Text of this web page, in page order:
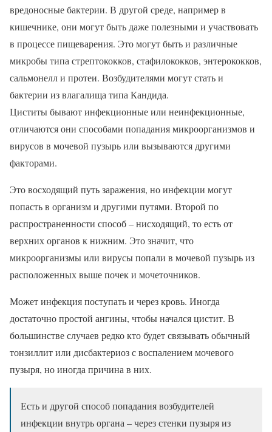
вредоносные бактерии. В другой среде, например в
кишечнике, они могут быть даже полезными и участвовать
в процессе пищеварения. Это могут быть и различные
микробы типа стрептококков, стафилококков, энтерококков,
сальмонелл и протеи. Возбудителями могут стать и
бактерии из влагалища типа Кандида.
Циститы бывают инфекционные или неинфекционные,
отличаются они способами попадания микроорганизмов и
вирусов в мочевой пузырь или вызываются другими
факторами.
Это восходящий путь заражения, но инфекции могут
попасть в организм и другими путями. Второй по
распространенности способ – нисходящий, то есть от
верхних органов к нижним. Это значит, что
микроорганизмы или вирусы попали в мочевой пузырь из
расположенных выше почек и мочеточников.
Может инфекция поступать и через кровь. Иногда
достаточно простой ангины, чтобы начался цистит. В
большинстве случаев редко кто будет связывать обычный
тонзиллит или дисбактериоз с воспалением мочевого
пузыря, но иногда причина в них.
Есть и другой способ попадания возбудителей
инфекции внутрь органа – через стенки пузыря из